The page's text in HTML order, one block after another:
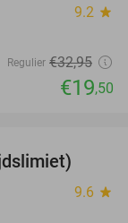
9.2 star
Regulier €32,95
€19,50
9.6 star